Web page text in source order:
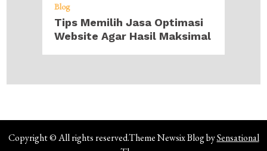
Blog
Tips Memilih Jasa Optimasi
Website Agar Hasil Maksimal
Copyright © All rights reserved.Theme Newsix Blog bySensational